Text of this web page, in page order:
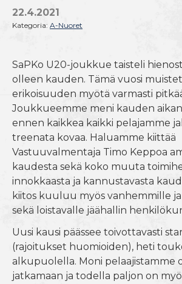
22.4.2021
Kategoria: A-Nuoret
SaPKo U20-joukkue taisteli
olleen kauden. Tämä vuosi
erikoisuuden myötä varmasti
Joukkueemme meni kauden
ennen kaikkea kaikki pelajamme
treenata kovaa. Haluamme kiittää
Vastuuvalmentaja Timo Keppoa
kaudesta sekä koko muuta
innokkaasta ja kannustavasta
kiitos kuuluu myös vanhemmille
sekä loistavalle jäähallin
Uusi kausi päässee toivottavasti
(rajoitukset huomioiden), heti
alkupuolella. Moni pelaajistamme
jatkamaan ja todella paljon on